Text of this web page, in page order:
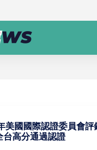
美國國際認證委員會
台高分通過認證